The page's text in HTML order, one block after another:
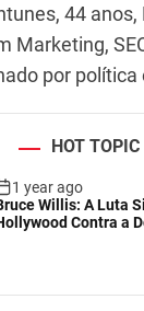
44
Marketing,
por política
HOT TOPIC
1 year ago
Willis: A Luta
Contra a